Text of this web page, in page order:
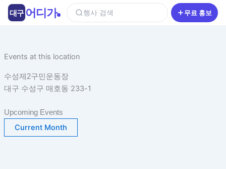
건
뛰
기
Events at this location
수성제2구민운동장
대구 수성구 매호동 233-1
Upcoming Events
Current Month
대구 어디가 행사 검색 무료 홍보